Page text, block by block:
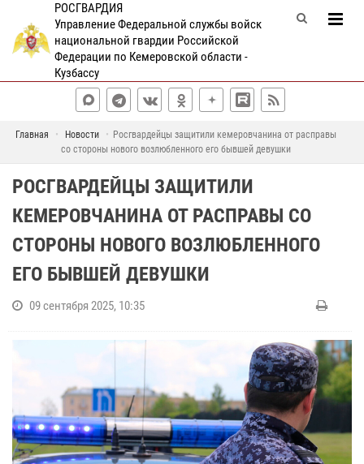
РОСГВАРДИЯ
Управление Федеральной службы войск
национальной гвардии Российской
Федерации по Кемеровской области -
Кузбассу
Главная Новости
Росгвардейцы защитили кемеровчанина от расправы
со стороны нового возлюбленного его бывшей девушки
РОСГВАРДЕЙЦЫ ЗАЩИТИЛИ
КЕМЕРОВЧАНИНА ОТ РАСПРАВЫ СО
СТОРОНЫ НОВОГО ВОЗЛЮБЛЕННОГО
ЕГО БЫВШЕЙ ДЕВУШКИ
09 сентября 2025, 10:35